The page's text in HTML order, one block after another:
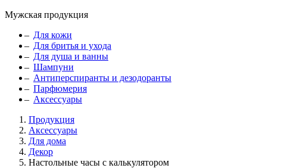
Мужская продукция
Для кожи
Для бритья и ухода
Для душа и ванны
Шампуни
Антиперспиранты и дезодоранты
Парфюмерия
Аксессуары
Продукция
Аксессуары
Для дома
Декор
Настольные часы с калькулятором